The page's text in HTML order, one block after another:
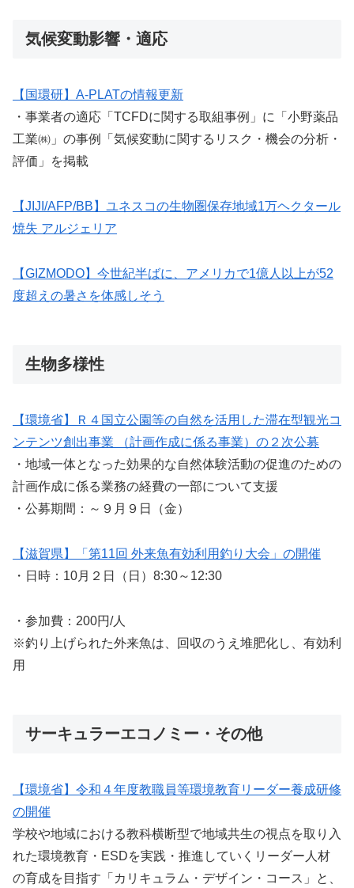
気候変動影響・適応
【国環研】A-PLATの情報更新
・事業者の適応「TCFDに関する取組事例」に「小野薬品
工業㈱」の事例「気候変動に関するリスク・機会の分析・
評価」を掲載
【JIJI/AFP/BB】ユネスコの生物圏保存地域1万ヘクタール
焼失 アルジェリア
【GIZMODO】今世紀半ばに、アメリカで1億人以上が52
度超えの暑さを体感しそう
生物多様性
【環境省】Ｒ４国立公園等の自然を活用した滞在型観光コ
ンテンツ創出事業 （計画作成に係る事業）の２次公募
・地域一体となった効果的な自然体験活動の促進のための
計画作成に係る業務の経費の一部について支援
・公募期間：～９月９日（金）
【滋賀県】「第11回 外来魚有効利用釣り大会」の開催
・日時：10月２日（日）8:30～12:30
・参加費：200円/人
※釣り上げられた外来魚は、回収のうえ堆肥化し、有効利
用
サーキュラーエコノミー・その他
【環境省】令和４年度教職員等環境教育リーダー養成研修
の開催
学校や地域における教科横断型で地域共生の視点を取り入
れた環境教育・ESDを実践・推進していくリーダー人材
の育成を目指す「カリキュラム・デザイン・コース」と、